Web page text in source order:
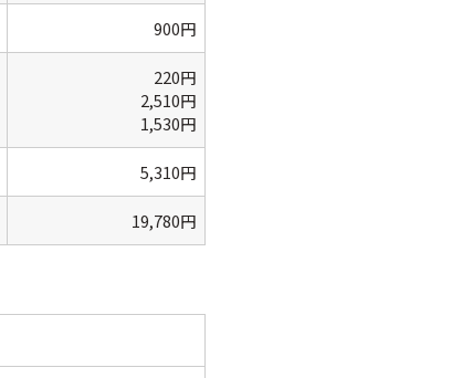
900円
220円
2,510円
1,530円
5,310円
19,780円